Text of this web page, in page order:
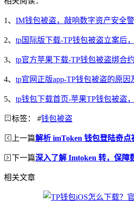
1、 IM钱包被盗，敲响数字资产安全
2、 tp国际版下载-TP钱包被盗立案后
3、 tp官方苹果下载-TP钱包被盗绑合
4、 tp官网正版app-TP钱包被盗的原因
5、 tp钱包下载首页-苹果TP钱包被盗
标签： #钱包被盗
上一篇解析 imToken 钱包登陆奇点
下一篇深入了解 Imtoken 转，保障
相关文章